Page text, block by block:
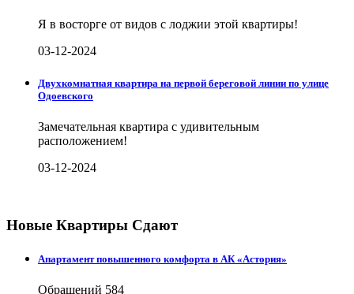
Я в восторге от видов с лоджии этой квартиры!
03-12-2024
Двухкомнатная квартира на первой береговой линии по улице
Одоевского
Замечательная квартира с удивительным
расположением!
03-12-2024
Новые Квартиры Сдают
Апартамент повышенного комфорта в АК «Астория»
Обращений 584